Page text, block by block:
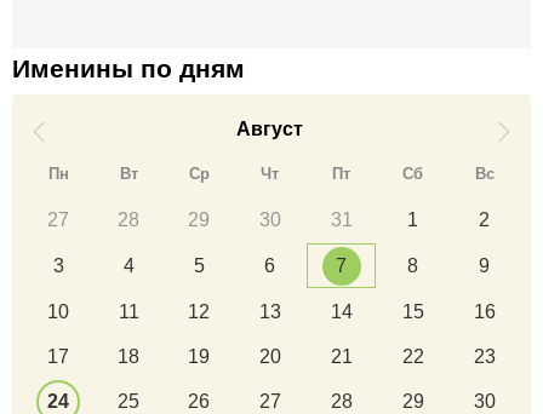
Именины по дням
Август
Пн Вт Ср Чт Пт Сб Вс
27 28 29 30 31 1 2
3 4 5 6 7 8 9
10 11 12 13 14 15 16
17 18 19 20 21 22 23
24 25 26 27 28 29 30